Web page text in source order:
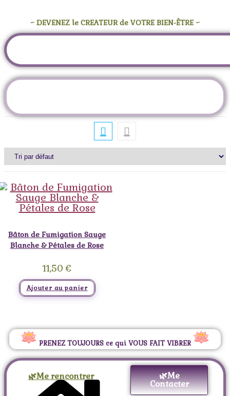
~ DEVENEZ le CREATEUR de VOTRE BIEN-ÊTRE ~
Bâton de Fumigation Sauge
Blanche & Pétales de Rose
11,50€
Ajouter au panier
PRENEZ TOUJOURS ce qui VOUS FAIT VIBRER
🌿Me rencontrer 🌿Me
Contacter